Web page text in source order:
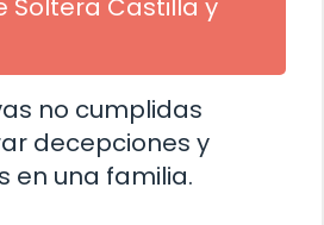
Soltera Castilla y
no cumplidas
decepciones y
en una familia.